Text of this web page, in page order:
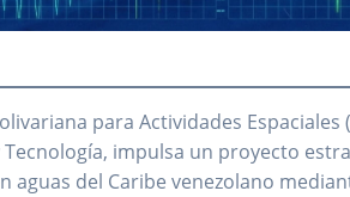
para Actividades
Tecnología, impulsa un proyecto
aguas del Caribe venezolano